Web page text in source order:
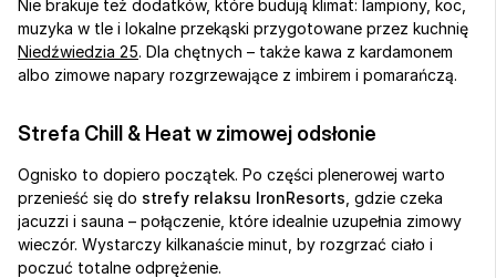
Nie brakuje też dodatków, które budują klimat: lampiony, koc,
Niedźwiedzia 25. Dla chętnych – także kawa z kardamonem
albo zimowe napary rozgrzewające z imbirem i pomarańczą.
Strefa Chill & Heat w zimowej odsłonie
Ognisko to dopiero początek. Po części plenerowej warto
przenieść się do strefy relaksu IronResorts , gdzie czeka
jacuzzi i sauna – połączenie, które idealnie uzupełnia zimowy
wieczór. Wystarczy kilkanaście minut, by rozgrzać ciało i
poczuć totalne odprężenie.